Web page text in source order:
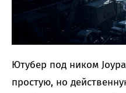
Ютубер под ником
простую, но